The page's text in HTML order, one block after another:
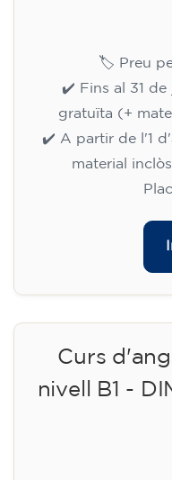
🏷️ Preu
✔️ Fins al 31 de
gratuïta (+
✔️ A partir de l'1
material
Curs
nivell B1 -